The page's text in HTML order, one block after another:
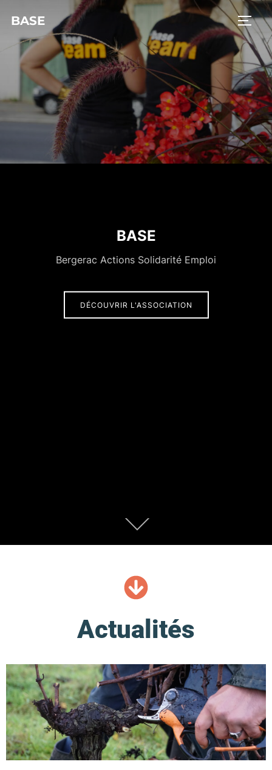
BASE
BASE
Bergerac Actions Solidarité Emploi
DÉCOUVRIR L'ASSOCIATION
Actualités